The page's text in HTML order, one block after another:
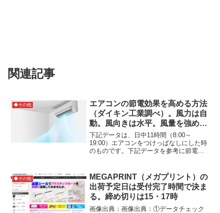
関連記事
◆その他
エアコンの節電効果を高める方法
（ダイキン工業調べ）。風力は自
動。風向きは水平。風量を強め
る。濡れタオルはかけない
下記データは、日中11時間（8:00～
19:00）エアコンをつけっぱなしにした時
のものです。下記データを参考に節電を
は「ななめ下」より「水平」ななめ下：
3.7...
◆その他
MEGAPRINT（メガプリント）の
出荷予定日は受付完了時間で決ま
る。締め切りは15・17時
画像出典：画像出典：①データチェック